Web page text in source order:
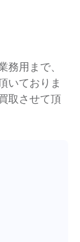
用まで、
いておりま
取させて頂